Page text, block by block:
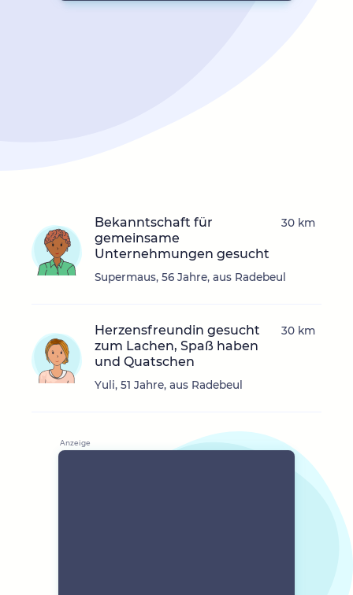
Bekanntschaft für
gemeinsame
Unternehmungen gesucht
Supermaus, 56 Jahre, aus Radebeul
30 km
Herzensfreundin gesucht
zum Lachen, Spaß haben
und Quatschen
Yuli, 51 Jahre, aus Radebeul
30 km